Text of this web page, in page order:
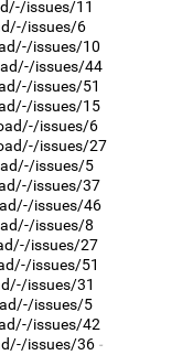
issues/11
issues/6
issues/10
issues/44
issues/51
issues/15
issues/6
issues/27
issues/5
issues/37
issues/46
issues/8
issues/27
issues/51
issues/31
issues/5
issues/42
issues/36